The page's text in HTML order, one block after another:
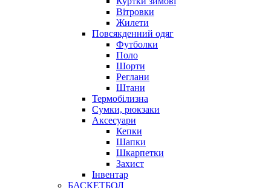
Вітровки
Жилети
Повсякденний одяг
Футболки
Поло
Шорти
Реглани
Штани
Термобілизна
Сумки, рюкзаки
Аксесуари
Кепки
Шапки
Шкарпетки
Захист
Інвентар
БАСКЕТБОЛ